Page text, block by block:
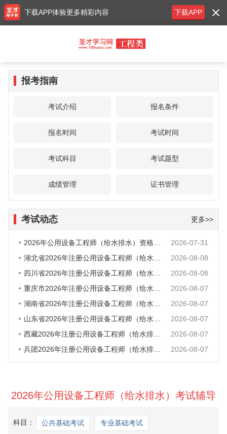
报考指南
考试介绍 报名条件
报名时间 考试时间
考试科目 考试题型
成绩管理 证书管理
考试动态 更多>>
2026-07-31
2026-08-08
2026-08-08
2026-08-07
2026-08-07
2026-08-07
2026-08-07
2026-08-07
2026年公用设备工程师（给水排水）考试辅导
科目： 公共基础考试 专业基础考试
下载APP
下载APP体验更多精彩内容